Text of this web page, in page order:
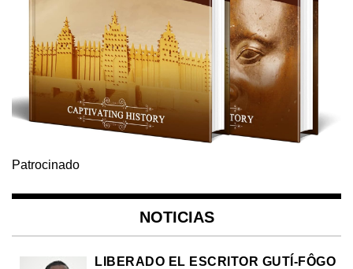
Patrocinado
NOTICIAS
LIBERADO EL ESCRITOR GUTÍ-FÔGO